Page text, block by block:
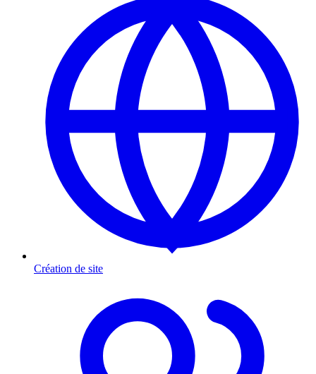
Création de site